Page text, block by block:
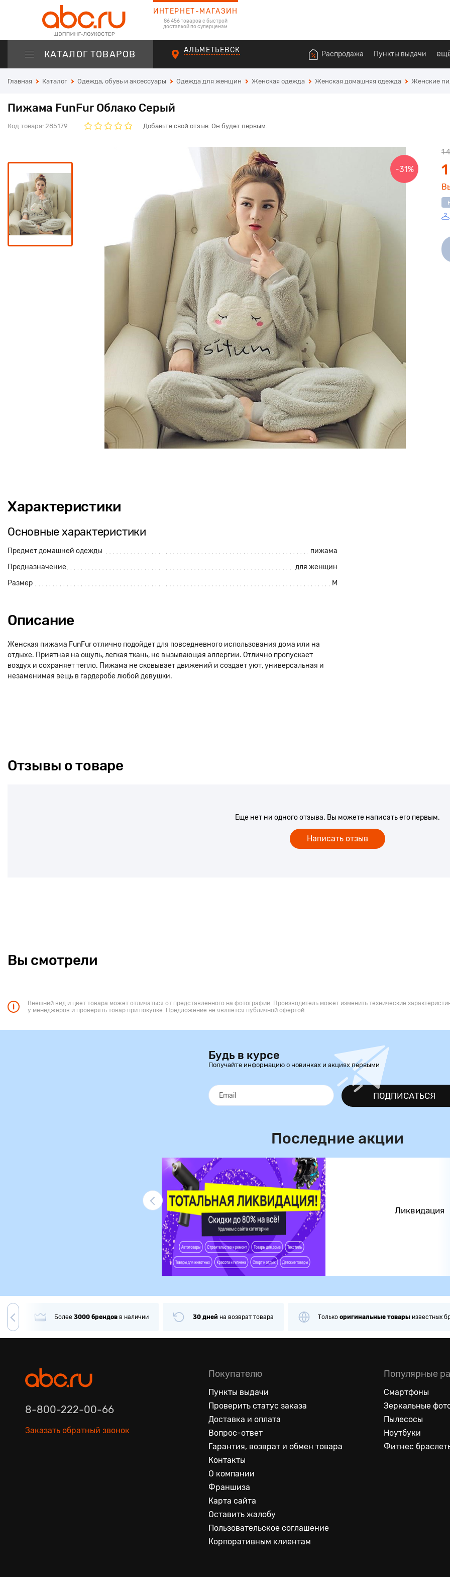
ИНТЕРНЕТ-МАГАЗИН
86 456 товаров с быстрой
доставкой по суперценам
КАТАЛОГ ТОВАРОВ АЛЬМЕТЬЕВСК Распродажа Пункты выдачи
Главная Каталог Одежда, обувь и аксессуары Одежда для женщин Женская одежда Женская домашняя одежда Женские
Пижама FunFur Облако Серый
Код товара: 285179 Добавьте свой отзыв. Он будет первым.
-31%
1
Характеристики
Основные характеристики
Предмет домашней одежды
пижама
Предназначение
для женщин
Размер
M
Описание
Женская пижама FunFur отлично подойдет для повседневного использования дома или на
отдыхе. Приятная на ощупь, легкая ткань, не вызывающая аллергии. Отлично пропускает
воздух и сохраняет тепло. Пижама не сковывает движений и создает уют, универсальная и
незаменимая вещь в гардеробе любой девушки.
Отзывы о товаре
Еще нет ни одного отзыва. Вы можете написать его первым.
Написать отзыв
Вы смотрели
Внешний вид и цвет товара может отличаться от представленного на фотографии. Производитель может изменить технические
у менеджеров и проверять товар при покупке. Предложение не является публичной офертой.
Будь в курсе
Получайте информацию о новинках и акциях первыми
ПОДПИСАТЬСЯ
Последние акции
Ликвидация
Более 3000 брендов в наличии 30 дней на возврат товара Только оригинальные товары известных
8-800-222-00-66
Заказать обратный звонок
Покупателю
Пункты выдачи
Проверить статус заказа
Доставка и оплата
Вопрос-ответ
Гарантия, возврат и обмен товара
Контакты
О компании
Франшиза
Карта сайта
Оставить жалобу
Пользовательское соглашение
Корпоративным клиентам
Популярные
Смартфоны
Зеркальные
Пылесосы
Ноутбуки
Фитнес